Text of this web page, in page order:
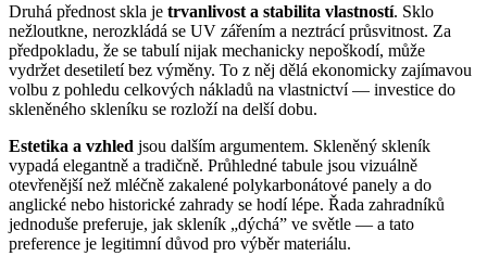
Druhá přednost skla je trvanlivost a stabilita vlastností. Sklo
nežloutkne, nerozkládá se UV zářením a neztrácí průsvitnost. Za
předpokladu, že se tabulí nijak mechanicky nepoškodí, může
vydržet desetiletí bez výměny. To z něj dělá ekonomicky zajímavou
volbu z pohledu celkových nákladů na vlastnictví — investice do
skleněného skleníku se rozloží na delší dobu.
Estetika a vzhled jsou dalším argumentem. Skleněný skleník
vypadá elegantně a tradičně. Průhledné tabule jsou vizuálně
otevřenější než mléčně zakalené polykarbonátové panely a do
anglické nebo historické zahrady se hodí lépe. Řada zahradníků
jednoduše preferuje, jak skleník „dýchá” ve světle — a tato
preference je legitimní důvod pro výběr materiálu.